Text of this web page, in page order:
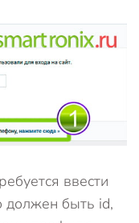
ввести
должен быть id,